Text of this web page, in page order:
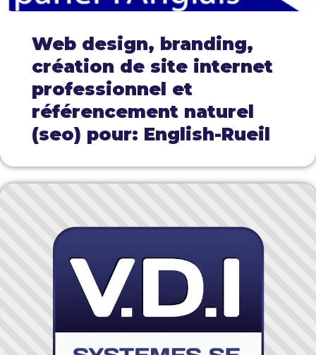
Web design, branding,
création de site internet
professionnel et
référencement naturel
(seo) pour: English-Rueil